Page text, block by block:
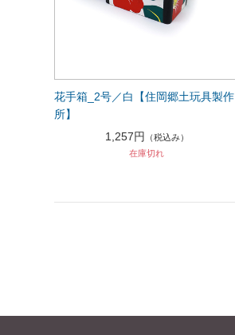
花手箱_2号／白【住岡郷土玩具製作
所】
1,257円
（税込み）
在庫切れ